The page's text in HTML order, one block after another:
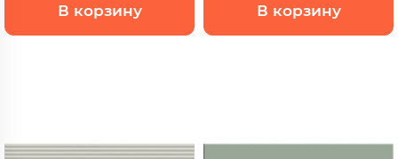
В корзину В корзину